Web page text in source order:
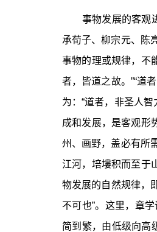
事物发展的客观进
承荀子、柳宗元、陈
事物的理或规律，不
者，皆道之故。”“道
为：“道者，非圣人
成和发展，是客观形
州、画野，盖必有所
江河，培塿积而至于
物发展的自然规律，
不可也”。这里，章
简到繁，由低级向高